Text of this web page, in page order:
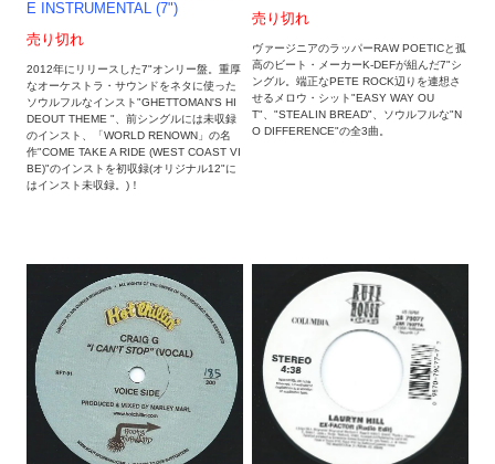
E INSTRUMENTAL (7")
売り切れ
2012年にリリースした7"オンリー盤。重厚
なオーケストラ・サウンドをネタに使った
ソウルフルなインスト"GHETTOMAN'S HI
DEOUT THEME "、前シングルには未収録
のインスト、「WORLD RENOWN」の名
作"COME TAKE A RIDE (WEST COAST VI
BE)"のインストを初収録(オリジナル12"に
はインスト未収録。)！
売り切れ
ヴァージニアのラッパーRAW POETICと孤
高のビート・メーカーK-DEFが組んだ7"シ
ングル。端正なPETE ROCK辺りを連想さ
せるメロウ・シット"EASY WAY OU
T"、"STEALIN BREAD"、ソウルフルな"N
O DIFFERENCE"の全3曲。